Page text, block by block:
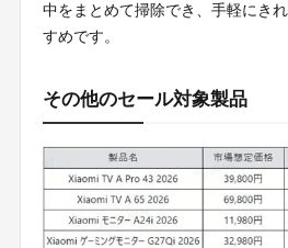
中をまとめて掃除でき、手軽にき
すめです。
その他のセール対象製品